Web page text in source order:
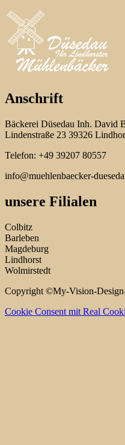
Anschrift
Bäckerei Düsedau Inh. David
Lindenstraße 23 39326
Telefon: +49 39207 80557
info@muehlenbaecker-
unsere Filialen
Colbitz
Barleben
Magdeburg
Lindhorst
Wolmirstedt
Copyright ©My-Vision-
Cookie Consent mit Real